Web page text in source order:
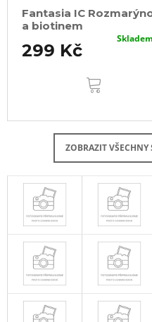
Fantasia IC
a biotinem
299 Kč
Skladem
ZOBRAZIT